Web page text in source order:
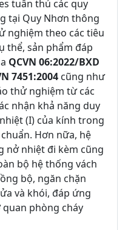
tuân thủ các quy
tại Quy Nhơn thông
nghiệm theo các tiêu
thể, sản phẩm đáp
QCVN 06:2022/BXD
7451:2004 cũng như
thử nghiệm từ các
nhận khả năng duy
(I) của kính trong
Hơn nữa, hệ
nở nhiệt đi kèm cũng
bộ hệ thống vách
bộ, ngăn chặn
và khói, đáp ứng
quan phòng cháy